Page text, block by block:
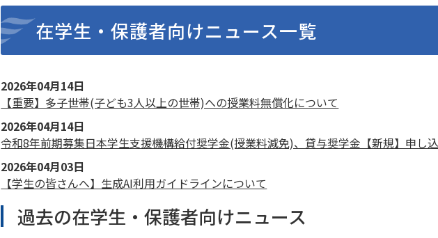
在学生・保護者向けニュース一覧
2026年04月14日
【重要】多子世帯(子ども3人以上の世帯)への授業料無償化について
2026年04月14日
令和8年前期募集日本学生支援機構給付奨学金(授業料減免)、貸与奨学金【新規】申し
2026年04月03日
【学生の皆さんへ】生成AI利用ガイドラインについて
過去の在学生・保護者向けニュース